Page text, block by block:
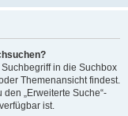
in die Suchbox
Themenansicht findest.
„Erweiterte Suche“-
ist.